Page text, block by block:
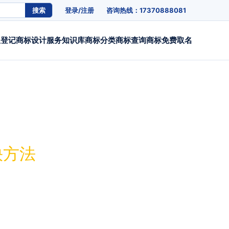
搜索 登录/注册 咨询热线：17370888081
记商标设计服务知识库商标分类商标查询商标免费取名
法